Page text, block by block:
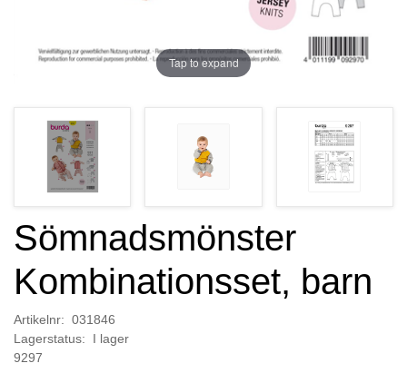
Tap to expand
Sömnadsmönster
Kombinationsset, barn
Artikelnr: 031846
Lagerstatus: I lager
9297